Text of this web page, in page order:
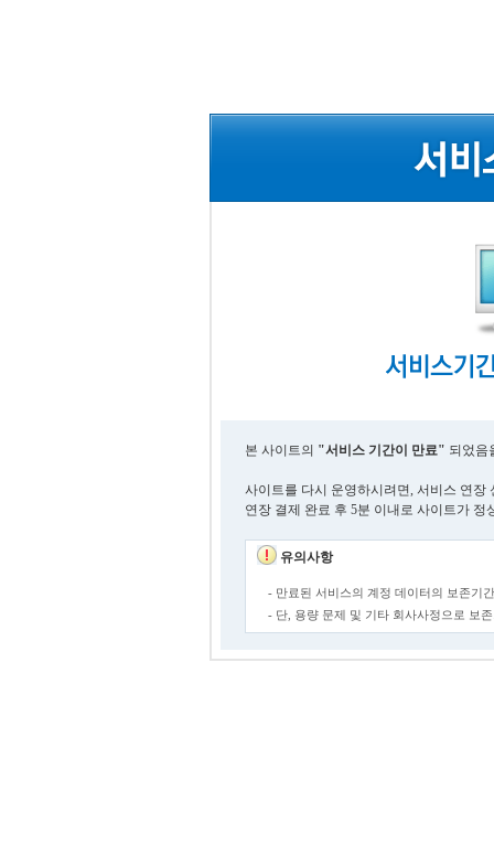
본 사이트의 "서비스 기간이 만료" 되었음
사이트를 다시 운영하시려면, 서비스 연장
연장 결제 완료 후 5분 이내로 사이트가 정
유의사항
- 만료된 서비스의 계정 데이터의 보존기
- 단, 용량 문제 및 기타 회사사정으로 보